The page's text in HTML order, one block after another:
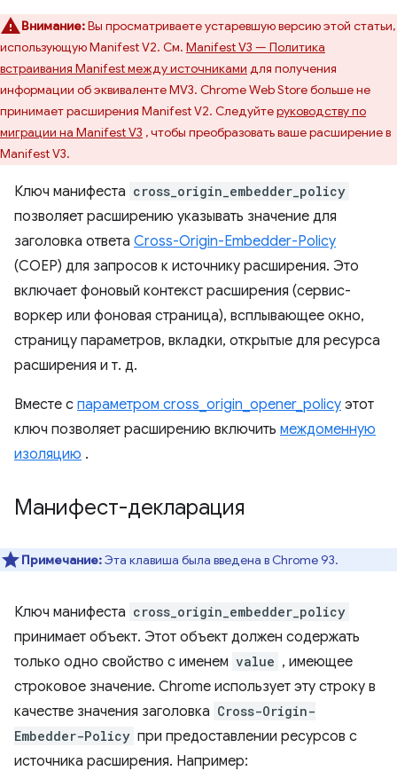
Внимание:Вы просматриваете устаревшую версию этой статьи,
использующую Manifest V2. См. Manifest V3 — Политика
встраивания Manifest между источниками для получения
информации об эквиваленте MV3. Chrome Web Store больше не
принимает расширения Manifest V2. Следуйтеруководству по
миграции на Manifest V3 , чтобы преобразовать ваше расширение в
Manifest V3.
Ключ манифеста cross_origin_embedder_policy
позволяет расширению указывать значение для
заголовка ответа Cross-Origin-Embedder-Policy
(COEP) для запросов к источнику расширения. Это
включает фоновый контекст расширения (сервис-
воркер или фоновая страница), всплывающее окно,
страницу параметров, вкладки, открытые для ресурса
расширения и т. д.
Вместе с параметром cross_origin_opener_policy этот
ключ позволяет расширению включить междоменную
изоляцию .
Манифест-декларация
Примечание:Эта клавиша была введена в Chrome 93.
Ключ манифеста cross_origin_embedder_policy
принимает объект. Этот объект должен содержать
только одно свойство с именем value , имеющее
строковое значение. Chrome использует эту строку в
качестве значения заголовка Cross-Origin-
Embedder-Policy при предоставлении ресурсов с
источника расширения. Например: